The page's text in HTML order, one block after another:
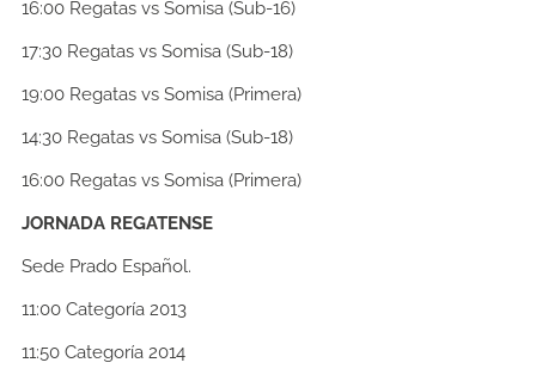
16:00 Regatas vs Somisa (Sub-16)
17:30 Regatas vs Somisa (Sub-18)
19:00 Regatas vs Somisa (Primera)
14:30 Regatas vs Somisa (Sub-18)
16:00 Regatas vs Somisa (Primera)
JORNADA REGATENSE
Sede Prado Español.
11:00 Categoría 2013
11:50 Categoría 2014